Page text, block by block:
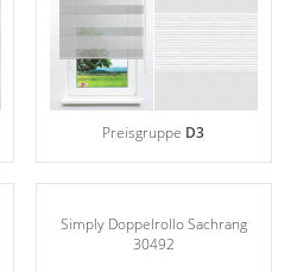
Preisgruppe D3
Simply Doppelrollo Sachrang
30492